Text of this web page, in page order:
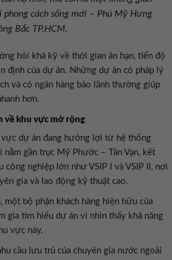
phong cách sống mới – Phú Mỹ Hưng
Bắc TP.HCM.
hỏi khá kỹ về thời gian ân hạn, tiến độ
định của dự án. Những dự án có pháp lý
và có ngân hàng bảo lãnh thường giúp
hơn.
về khu vực mở rộng
vực dự án đang hưởng lợi từ hệ thống
gần trục Mỹ Phước – Tân Vạn, kết
công nghiệp lớn như VSIP I và VSIP II, nơi
gia và lao động kỹ thuật cao.
một bộ phận khách hàng hiện hữu của
gia tìm hiểu dự án vì nhìn thấy khả năng
vực này.
cầu lưu trú của chuyên gia nước ngoài